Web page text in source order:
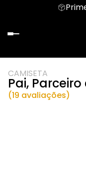
CAMISETA
Pai,
(19 avaliações)